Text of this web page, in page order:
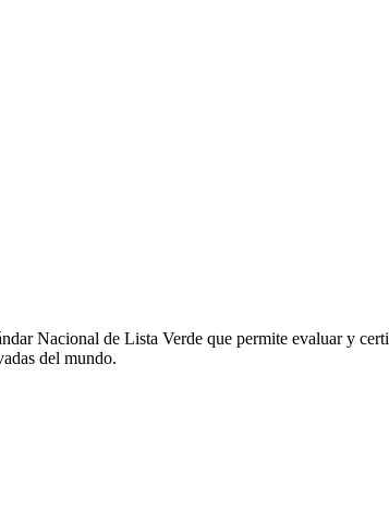
Nacional de Lista Verde que permite evaluar y
del mundo.